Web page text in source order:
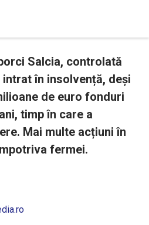
Salcia, controlată
intrat în insolvență, deși
de euro fonduri
timp în care a
Mai multe acțiuni în
fermei.